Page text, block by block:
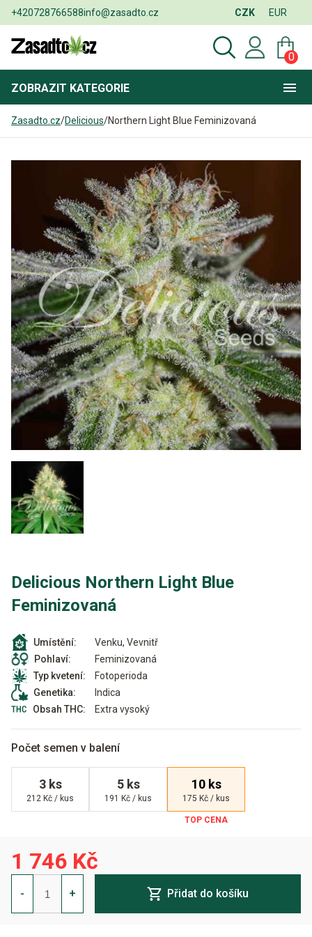
+420728766588info@zasadto.cz CZK EUR
0
ZOBRAZIT KATEGORIE
Zasadto.cz/Delicious/Northern Light Blue Feminizovaná
Delicious Northern Light Blue
Feminizovaná
Umístění:
Venku, Vevnitř
Pohlaví:
Feminizovaná
Typ kvetení:
Fotoperioda
Genetika:
Indica
Obsah THC:
Extra vysoký
Počet semen v balení
3 ks
212 Kč / kus
5 ks
191 Kč / kus
10 ks
175 Kč / kus
1 746 Kč
-
Northern
Light
Blue
Feminizovaná
+ Přidat do košíku